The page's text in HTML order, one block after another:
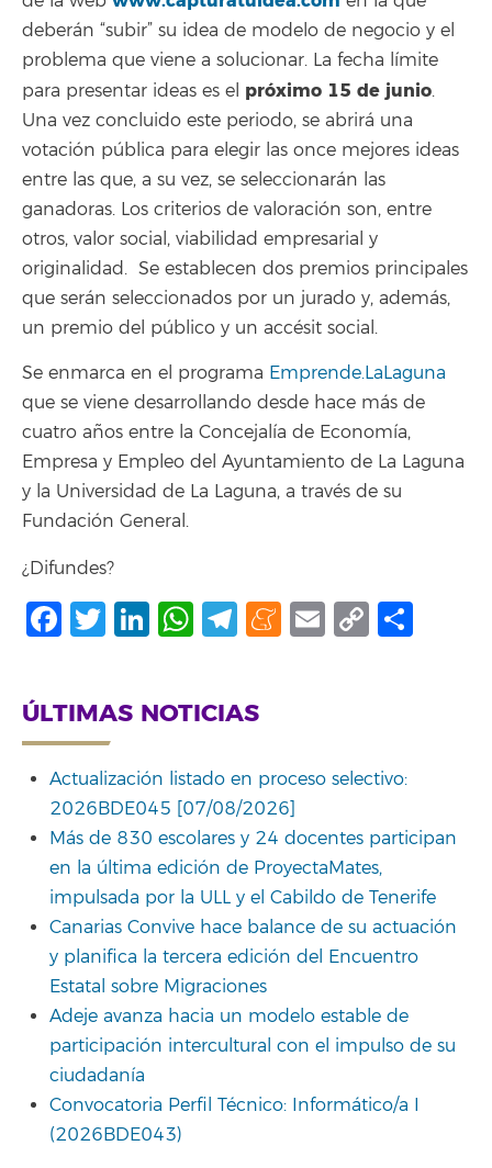
deberán “subir” su idea de modelo de negocio y el
problema que viene a solucionar. La fecha límite
para presentar ideas es el próximo 15 de junio.
Una vez concluido este periodo, se abrirá una
votación pública para elegir las once mejores ideas
entre las que, a su vez, se seleccionarán las
ganadoras. Los criterios de valoración son, entre
otros, valor social, viabilidad empresarial y
originalidad. Se establecen dos premios principales
que serán seleccionados por un jurado y, además,
un premio del público y un accésit social.
Se enmarca en el programa Emprende.LaLaguna
que se viene desarrollando desde hace más de
cuatro años entre la Concejalía de Economía,
Empresa y Empleo del Ayuntamiento de La Laguna
y la Universidad de La Laguna, a través de su
Fundación General.
¿Difundes?
Facebook
Twitter
LinkedIn
WhatsApp
Telegram
Meneame
Email
Copy
ÚLTIMAS NOTICIAS
Actualización listado en proceso selectivo:
2026BDE045 [07/08/2026]
Más de 830 escolares y 24 docentes participan
en la última edición de ProyectaMates,
impulsada por la ULL y el Cabildo de Tenerife
Canarias Convive hace balance de su actuación
y planifica la tercera edición del Encuentro
Estatal sobre Migraciones
Adeje avanza hacia un modelo estable de
participación intercultural con el impulso de su
ciudadanía
Convocatoria Perfil Técnico: Informático/a I
(2026BDE043)